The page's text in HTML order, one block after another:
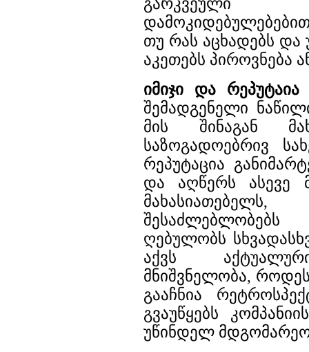
თუ რას აცხადებს
აკეთებს პიროვნება
იმიჯი და რეპუტაია
შემადგენელი
მის შინაგან
საზოგადოებრივ
რეპუტაცია
და აღწერს ასევე
ღებულობს
აქვს
მნიშვნელობა,
გააჩნია
გვაუწყებს
უწინდელ